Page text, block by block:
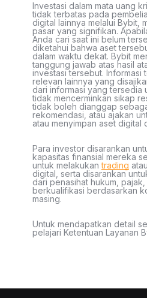
Investasi dalam mata uang
tidak terbatas pada
digital lainnya melalui Bybit,
pasar yang signifikan.
Anda cari saat ini belum
diketahui bahwa aset
dalam waktu dekat. Bybit
tanggung jawab atas hasil
investasi tersebut. Informasi
relevan lainnya yang
dari informasi yang tersedia
tidak mencerminkan sikap
tidak boleh dianggap
rekomendasi, atau ajakan
atau menyimpan aset digital
Para investor disarankan
kapasitas finansial mereka
untuk melakukantrading
digital, serta disarankan
dari penasihat hukum,
berkualifikasi berdasarkan
masing.
Untuk mendapatkan detail
pelajari Ketentuan Layanan